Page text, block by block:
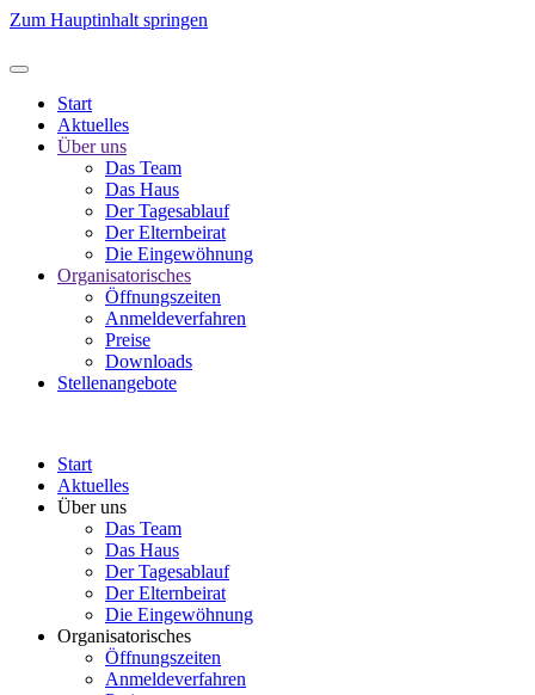
Zum Hauptinhalt springen
Start
Aktuelles
Über uns
Das Team
Das Haus
Der Tagesablauf
Der Elternbeirat
Die Eingewöhnung
Organisatorisches
Öffnungszeiten
Anmeldeverfahren
Preise
Downloads
Stellenangebote
Start
Aktuelles
Über uns
Das Team
Das Haus
Der Tagesablauf
Der Elternbeirat
Die Eingewöhnung
Organisatorisches
Öffnungszeiten
Anmeldeverfahren